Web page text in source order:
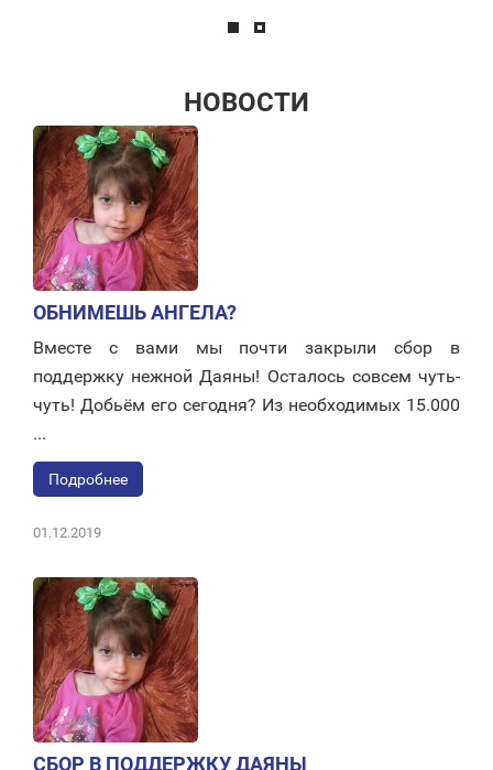
НОВОСТИ
ОБНИМЕШЬ АНГЕЛА?
Вместе с вами мы почти закрыли сбор в
поддержку нежной Даяны! Осталось совсем чуть-
чуть! Добьём его сегодня? Из необходимых 15.000
...
Подробнее
01.12.2019
СБОР В ПОДДЕРЖКУ ДАЯНЫ